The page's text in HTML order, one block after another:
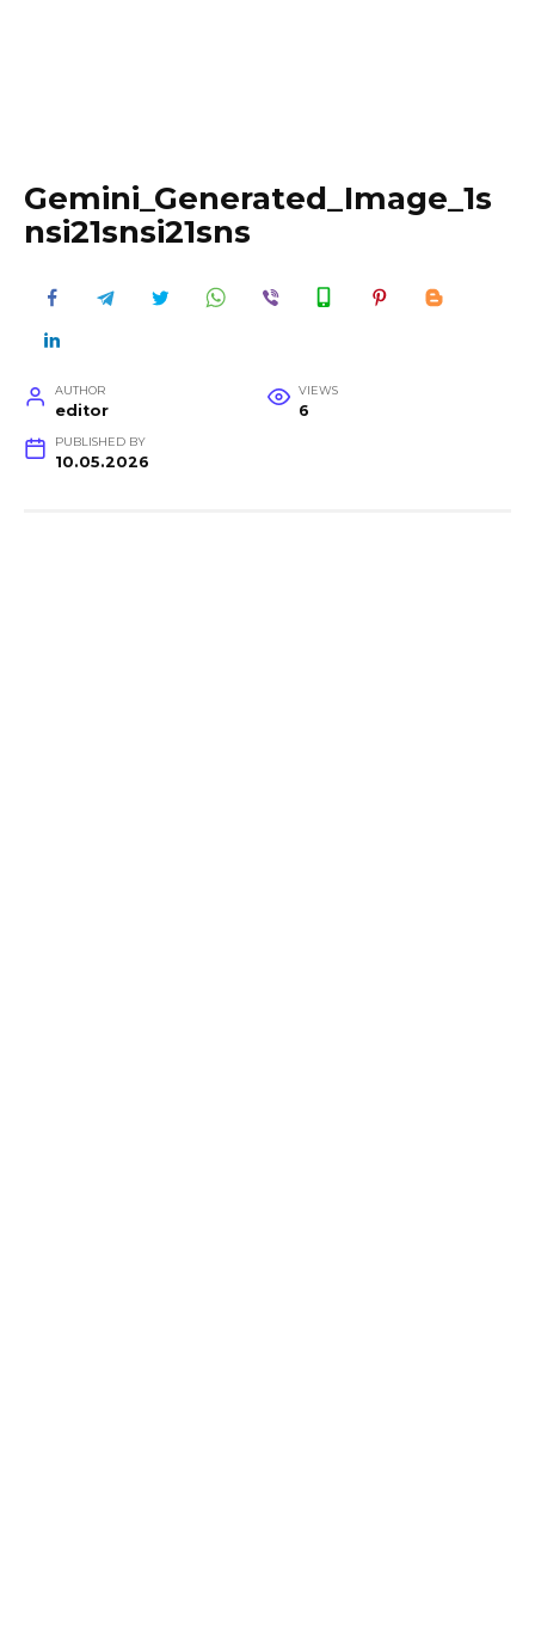
Gemini_Generated_Image_1s
nsi21snsi21sns
AUTHOR
editor
VIEWS
6
PUBLISHED BY
10.05.2026